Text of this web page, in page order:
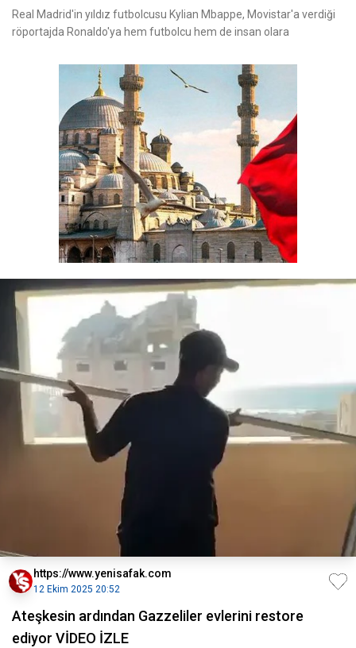
Real Madrid'in yıldız futbolcusu Kylian Mbappe, Movistar'a verdiği
röportajda Ronaldo'ya hem futbolcu hem de insan olara
https://www.yenisafak.com
12 Ekim 2025 20:52
Ateşkesin ardından Gazzeliler evlerini restore
ediyor VİDEO İZLE